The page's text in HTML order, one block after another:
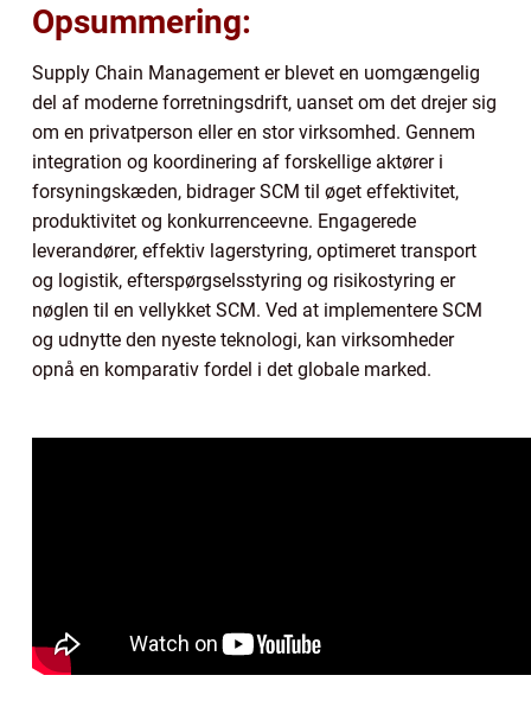
Opsummering:
Supply Chain Management er blevet en uomgængelig
del af moderne forretningsdrift, uanset om det drejer sig
om en privatperson eller en stor virksomhed. Gennem
integration og koordinering af forskellige aktører i
forsyningskæden, bidrager SCM til øget effektivitet,
produktivitet og konkurrenceevne. Engagerede
leverandører, effektiv lagerstyring, optimeret transport
og logistik, efterspørgselsstyring og risikostyring er
nøglen til en vellykket SCM. Ved at implementere SCM
og udnytte den nyeste teknologi, kan virksomheder
opnå en komparativ fordel i det globale marked.